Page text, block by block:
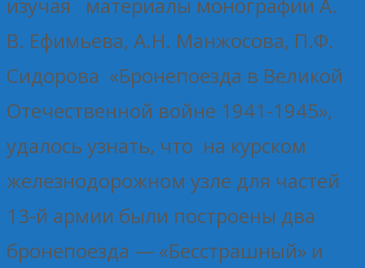
В. Ефимьева, А.Н. Манжосова, П.Ф.
Сидорова «Бронепоезда в Великой
Отечественной войне 1941-1945»,
удалось узнать, что на курском
железнодорожном узле для частей
13-й армии были построены два
бронепоезда — «Бесстрашный» и